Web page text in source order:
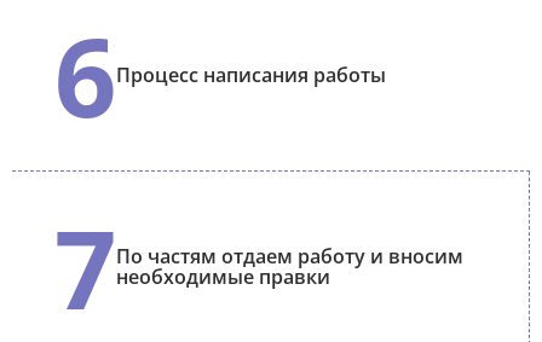
6Процесс написания работы
7По частям отдаем работу и вносим
необходимые правки